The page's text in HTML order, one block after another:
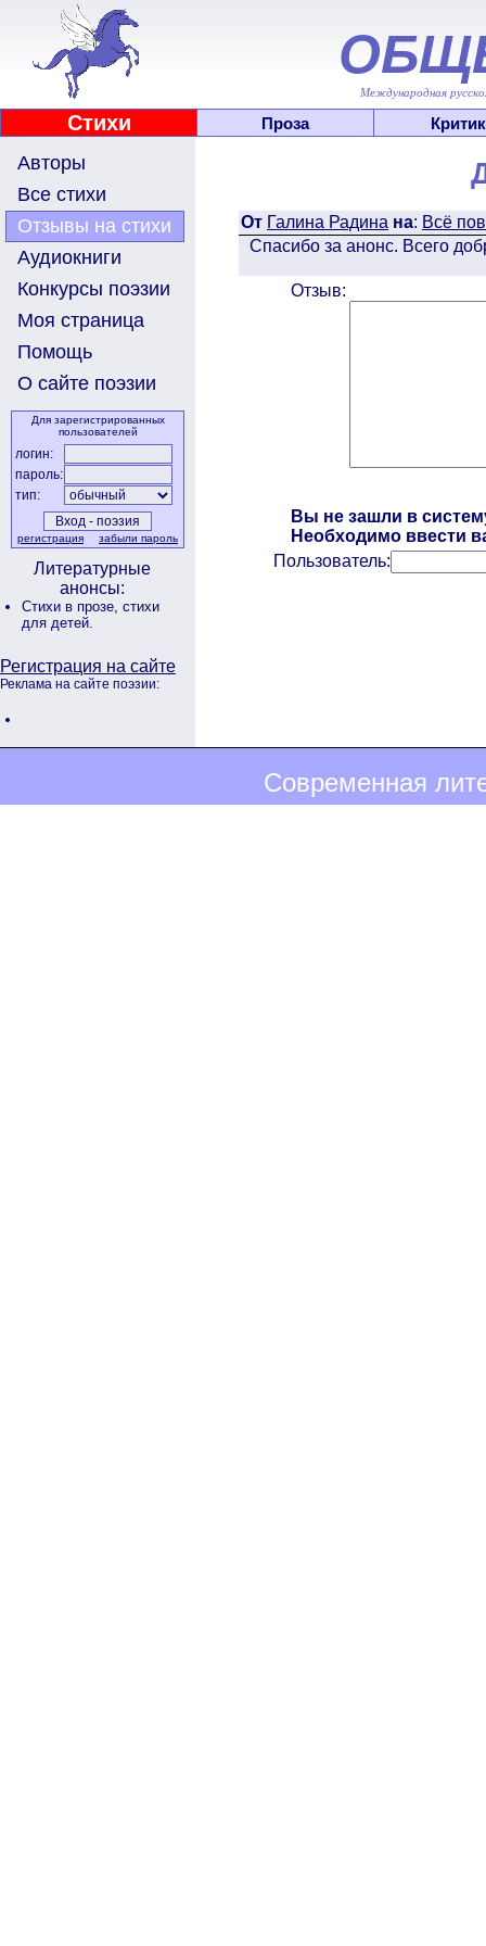
Международная
Стихи Проза
Авторы
Все стихи
Отзывы на стихи
Аудиокниги
Конкурсы поэзии
Моя страница
Помощь
О сайте поэзии
Для зарегистрированных
пользователей
логин:
пароль:
тип:
регистрация забыли пароль
Литературные
анонсы:
Стихи в прозе, стихи
для детей.
Регистрация на сайте
Реклама на сайте поэзии:
От Галина Радина на: Всё
Спасибо за анонс. Всего
Отзыв:
Вы не зашли в
Необходимо ввести
Пользователь:
Современная